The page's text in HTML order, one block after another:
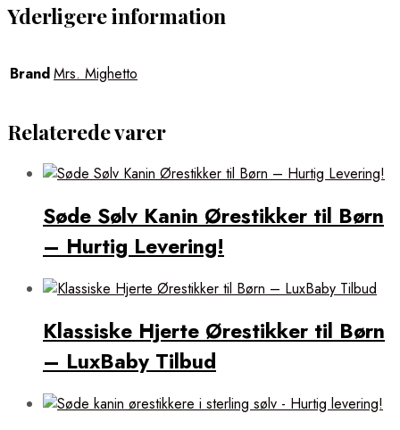
Yderligere information
BrandMrs. Mighetto
Relaterede varer
Søde Sølv Kanin Ørestikker til Børn
– Hurtig Levering!
Klassiske Hjerte Ørestikker til Børn
– LuxBaby Tilbud